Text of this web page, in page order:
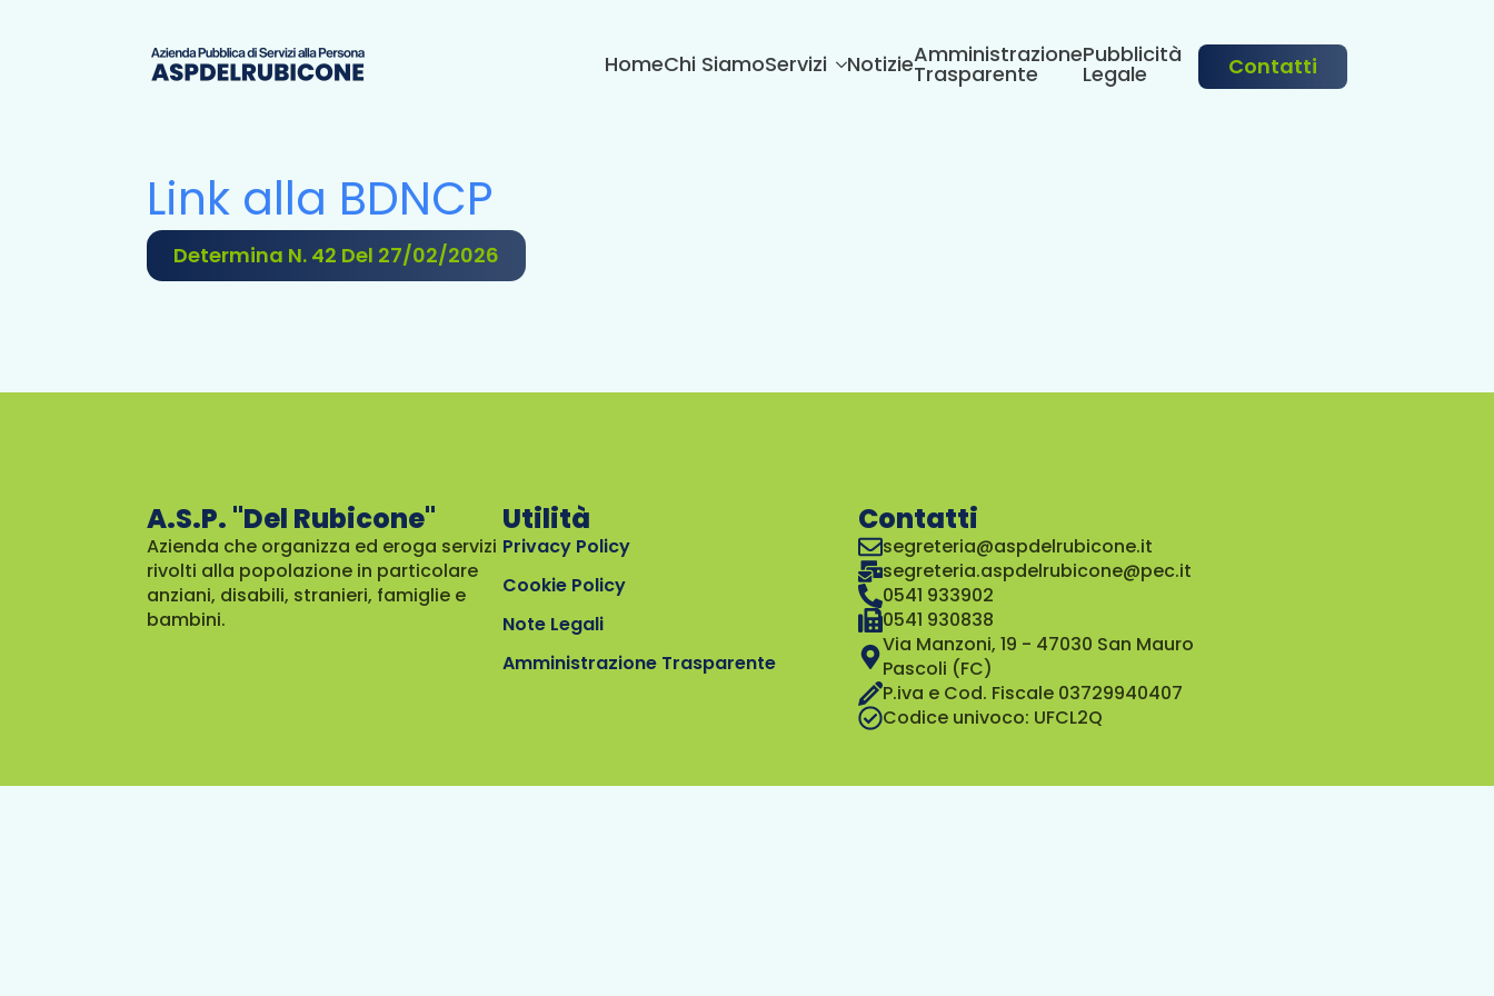
HomeChi SiamoServizi NotizieAmministrazione
Trasparente
Pubblicità
Legale Contatti
Link alla BDNCP
Determina N. 42 Del 27/02/2026
A.S.P. "Del Rubicone"
Azienda che organizza ed eroga servizi
rivolti alla popolazione in particolare
anziani, disabili, stranieri, famiglie e
bambini.
Utilità
Privacy Policy
Cookie Policy
Note Legali
Amministrazione Trasparente
Contatti
segreteria@aspdelrubicone.it
segreteria.aspdelrubicone@pec.it
0541 933902
0541 930838
Via Manzoni, 19 - 47030 San Mauro
Pascoli (FC)
P.iva e Cod. Fiscale 03729940407
Codice univoco: UFCL2Q